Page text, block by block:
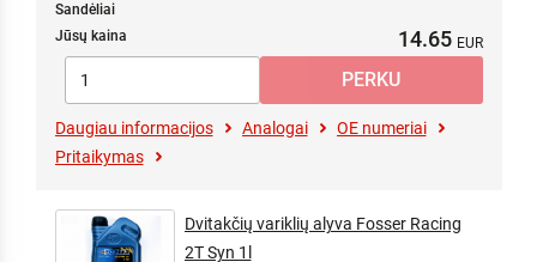
Sandėliai
Jūsų kaina
14.65
Daugiau informacijos Analogai
OE numeriai
Pritaikymas
Dvitakčių variklių alyva Fosser Racing
2T Syn 1l